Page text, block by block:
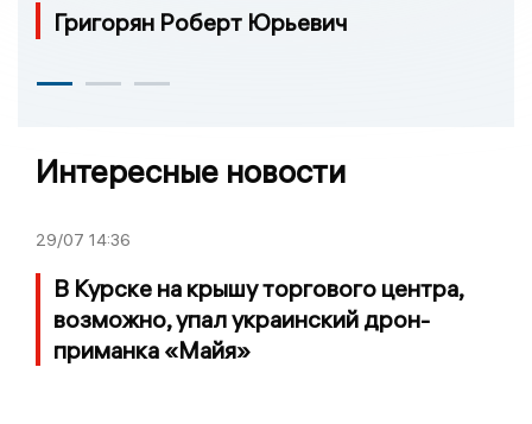
Григорян Роберт Юрьевич
Интересные новости
29/07 14:36
В Курске на крышу торгового центра,
возможно, упал украинский дрон-
приманка «Майя»